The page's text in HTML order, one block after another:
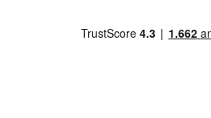
Navigation